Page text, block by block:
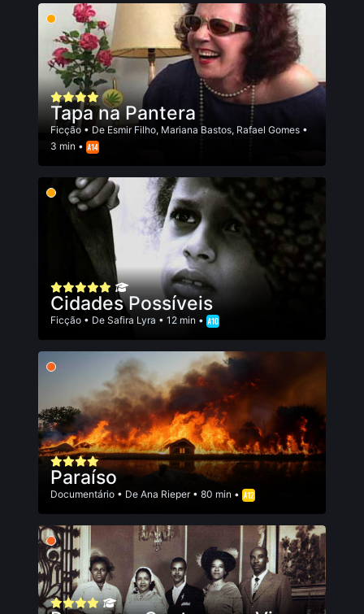
Tapa na Pantera
Ficção • De Esmir Filho, Mariana Bastos, Rafael Gomes •
3 min •
Cidades Possíveis
Ficção • De Safira Lyra • 12 min •
Paraíso
Documentário • De Ana Rieper• 80 min •